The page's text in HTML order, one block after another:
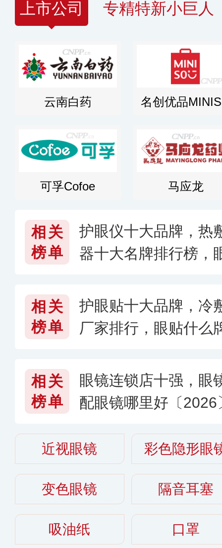
上市公司 专精特新小巨人
云南白药 名创优品
可孚Cofoe 马应龙
相关
榜单
护眼仪十大品牌，热
器十大名牌排行榜，
相关
榜单
护眼贴十大品牌，冷
厂家排行，眼贴什么
相关
榜单
眼镜连锁店十强，眼
配眼镜哪里好〔2026
近视眼镜 彩色隐形眼
变色眼镜 隔音耳塞
吸油纸 口罩